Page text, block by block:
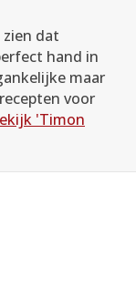
dat
hand in
maar
voor
'Timon